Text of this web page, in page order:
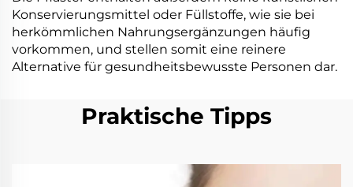
Konservierungsmittel oder Füllstoffe, wie sie bei
herkömmlichen Nahrungsergänzungen häufig
vorkommen, und stellen somit eine reinere
Alternative für gesundheitsbewusste Personen dar.
Praktische Tipps